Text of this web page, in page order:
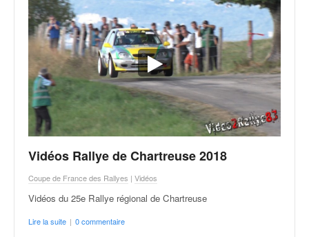
Vidéos Rallye de Chartreuse 2018
Coupe de France des Rallyes | Vidéos
Vidéos du 25e Rallye régional de Chartreuse
Lire la suite | 0 commentaire